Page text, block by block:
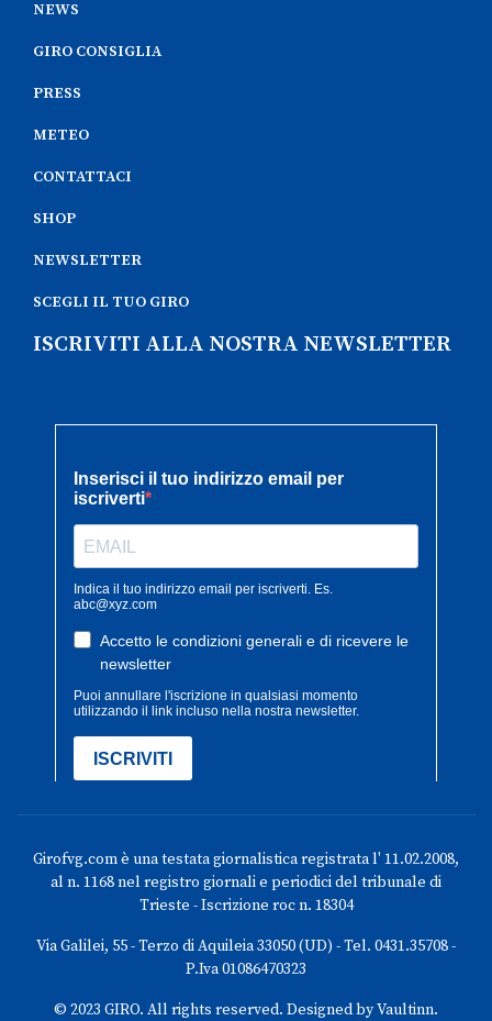
NEWS
GIRO CONSIGLIA
PRESS
METEO
CONTATTACI
SHOP
NEWSLETTER
SCEGLI IL TUO GIRO
ISCRIVITI ALLA NOSTRA NEWSLETTER
Girofvg.com è una testata giornalistica registrata l' 11.02.2008,
al n. 1168 nel registro giornali e periodici del tribunale di
Trieste - Iscrizione roc n. 18304
Via Galilei, 55 - Terzo di Aquileia 33050 (UD) - Tel. 0431.35708 -
P.Iva 01086470323
© 2023 GIRO. All rights reserved. Designed by Vaultinn.